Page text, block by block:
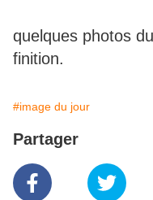
quelques photos
finition.
#image du jour
Partager